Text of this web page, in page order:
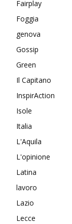
Fairplay
Foggia
genova
Gossip
Green
Il Capitano
InspirAction
Isole
Italia
L'Aquila
L'opinione
Latina
lavoro
Lazio
Lecce